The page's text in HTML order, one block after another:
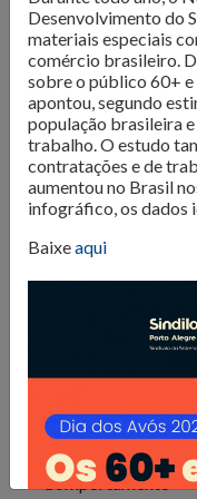
O Núcleo de Pesquisa
levantamentos sobre
varejo da Capital.
resultado de
são divulgados para
negócios da melhor
books com
inspirar os negócios
Confira as publicações!
Todos
Comportamento
Desenvolvimento do
materiais especiais
comércio brasileiro.
sobre o público 60+
apontou, segundo
população brasileira
trabalho. O estudo
contratações e de
aumentou no Brasil
infográfico, os dados
Baixeaqui